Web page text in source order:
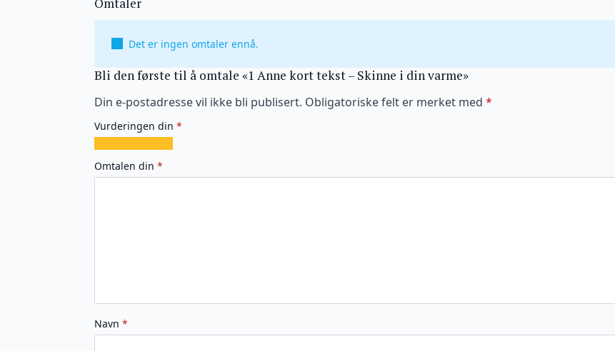
Det er ingen omtaler ennå.
Bli den første til å omtale «1 Anne kort tekst – Skinne i din varme»
Din e-postadresse vil ikke bli publisert. Obligatoriske felt er merket med *
Vurderingen din *
av
5
av
5
av
5
av
5
av
5
Omtalen din *
Navn *